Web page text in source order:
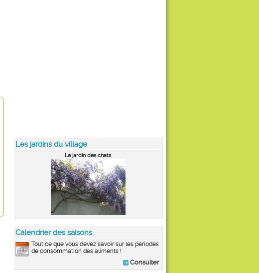
Les jardins du village
Le jardin des chats
Calendrier des saisons
Tout ce que vous devez savoir sur les périodes
de consommation des aliments !
Consulter